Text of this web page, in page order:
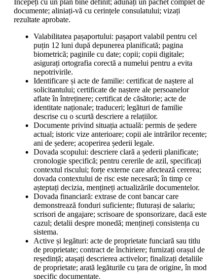
Începeți cu un plan bine definit; adunați un pachet complet de
documente; aliniați-vă cu cerințele consulatului; vizați
rezultate aprobate.
Valabilitatea pașaportului: pașaport valabil pentru cel
puțin 12 luni după depunerea planificată; pagina
biometrică; paginile cu date; copii; copii digitale;
asigurați ortografia corectă a numelui pentru a evita
nepotrivirile.
Identificare și acte de familie: certificat de naștere al
solicitantului; certificate de naștere ale persoanelor
aflate în întreținere; certificat de căsătorie; acte de
identitate naționale; traduceri; legături de familie
descrise cu o scurtă descriere a relațiilor.
Documente privind situația actuală: permis de ședere
actual; istoric vize anterioare; copii ale intrărilor recente;
ani de ședere; acoperirea șederii legale.
Dovada scopului: descriere clară a șederii planificate;
cronologie specifică; pentru cererile de azil, specificați
contextul riscului; forțe externe care afectează cererea;
dovada contextului de risc este necesară; în timp ce
așteptați decizia, mențineți actualizările documentelor.
Dovada financiară: extrase de cont bancar care
demonstrează fonduri suficiente; fluturași de salariu;
scrisori de angajare; scrisoare de sponsorizare, dacă este
cazul; detalii despre monedă; mențineți consistența cu
sistema.
Active și legături: acte de proprietate funciară sau titlu
de proprietate; contract de închiriere; furnizați orașul de
reședință; atașați descrierea activelor; finalizați detaliile
de proprietate; arată legăturile cu țara de origine, în mod
specific documentate.